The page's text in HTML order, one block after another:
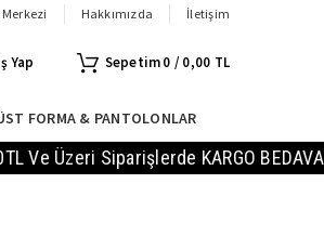
Merkezi Hakkımızda İletişim
Yap 0 / 0,00 TL
FORMA & PANTOLONLAR
Siparişlerde KARGO BEDAVA! -